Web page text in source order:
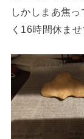
しかしまあ焦
く16時間休ませ